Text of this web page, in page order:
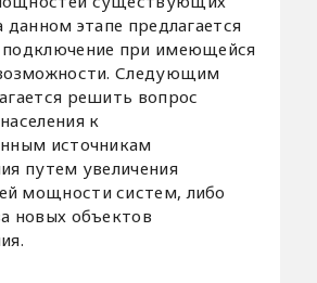
данном этапе предлагается
при имеющейся
Следующим
решить вопрос
к
источникам
путем увеличения
мощности систем, либо
новых объектов